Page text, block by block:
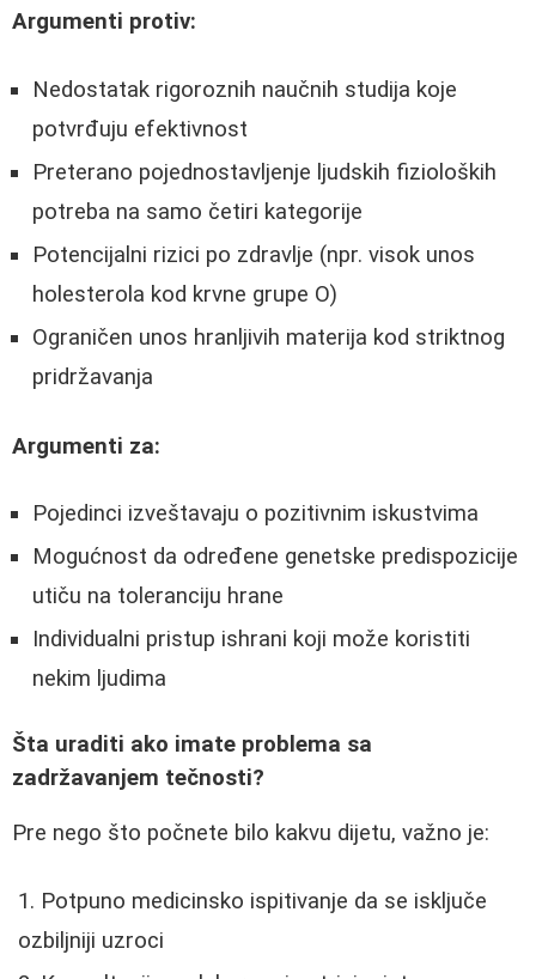
Argumenti protiv:
Nedostatak rigoroznih naučnih studija koje
potvrđuju efektivnost
Preterano pojednostavljenje ljudskih fizioloških
potreba na samo četiri kategorije
Potencijalni rizici po zdravlje (npr. visok unos
holesterola kod krvne grupe O)
Ograničen unos hranljivih materija kod striktnog
pridržavanja
Argumenti za:
Pojedinci izveštavaju o pozitivnim iskustvima
Mogućnost da određene genetske predispozicije
utiču na toleranciju hrane
Individualni pristup ishrani koji može koristiti
nekim ljudima
Šta uraditi ako imate problema sa
zadržavanjem tečnosti?
Pre nego što počnete bilo kakvu dijetu, važno je:
Potpuno medicinsko ispitivanje da se isključe
ozbiljniji uzroci